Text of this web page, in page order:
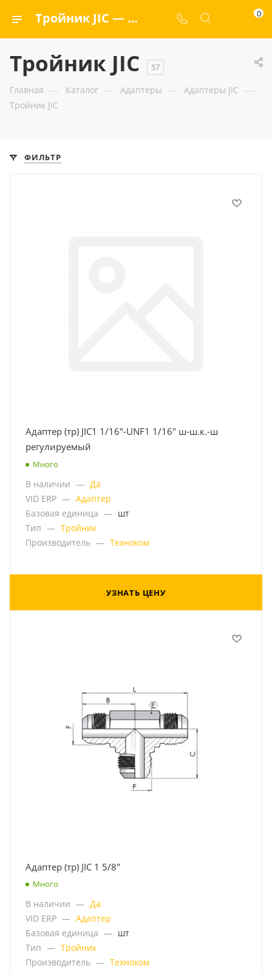
Тройник JIC — ООО «ГИДРАМАКС» 0
Тройник JIC 57
Главная — Каталог — Адаптеры — Адаптеры JIC —
Тройник JIC
ФИЛЬТР
Адаптер (тр) JIC1 1/16"-UNF1 1/16" ш-ш.к.-ш
регулируемый
Много
В наличии — Да
VID ERP — Адаптер
Базовая единица — шт
Тип — Тройник
Производитель — Техноком
УЗНАТЬ ЦЕНУ
Адаптер (тр) JIC 1 5/8"
Много
В наличии — Да
VID ERP — Адаптер
Базовая единица — шт
Тип — Тройник
Производитель — Техноком